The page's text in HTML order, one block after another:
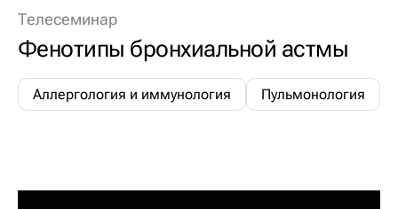
Телесеминар
Фенотипы бронхиальной астмы
Аллергология и иммунология Пульмонология